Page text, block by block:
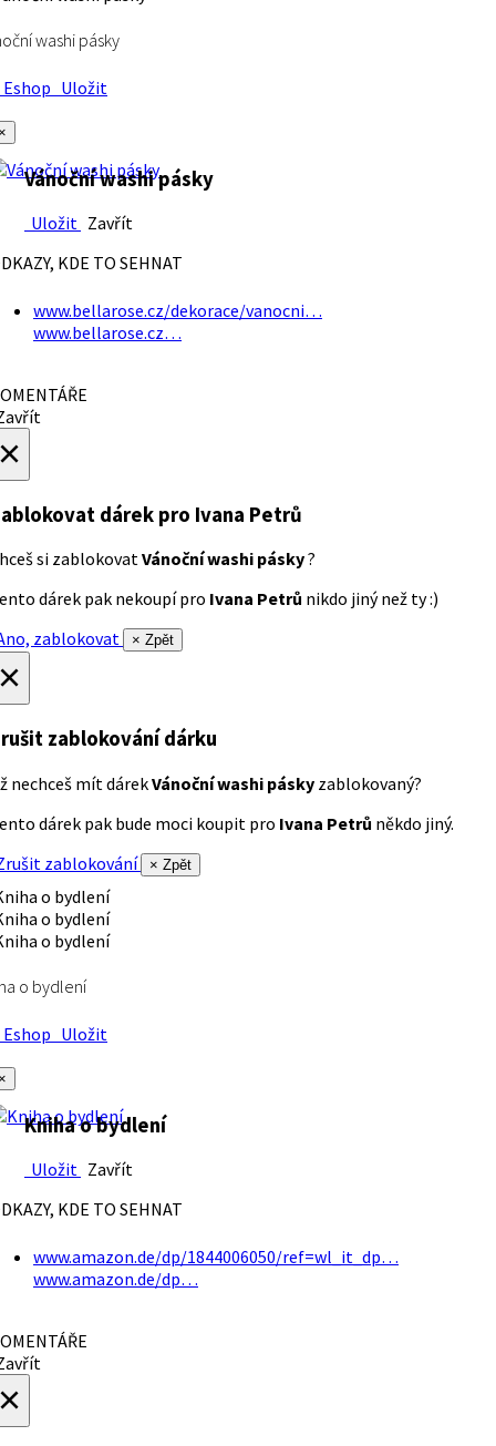
washi pásky
Uložit
Vánoční washi pásky
Uložit Zavřít
KDE TO SEHNAT
www.bellarose.cz/dekorace/vanocni…
www.bellarose.cz…
dárek pro Ivana Petrů
si zablokovatVánoční washi pásky?
dárek pak nekoupí pro Ivana Petrů nikdo jiný než ty :)
zablokovat
× Zpět
zablokování dárku
nechceš mít dárekVánoční washi pásky zablokovaný?
dárek pak bude moci koupit pro Ivana Petrů někdo jiný.
zablokování
× Zpět
o bydlení
Uložit
Kniha o bydlení
Uložit Zavřít
KDE TO SEHNAT
www.amazon.de/dp/1844006050/ref=wl_it_dp…
www.amazon.de/dp…